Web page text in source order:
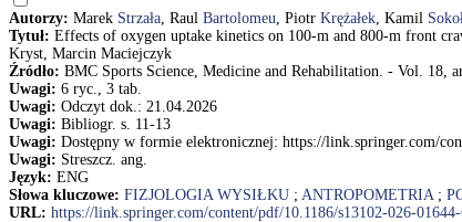
Autorzy: Marek Strzała, Raul Bartolomeu, Piotr Krężałek, Kamil
Tytuł: Effects of oxygen uptake kinetics on 100-m and 800-m front
Kryst, Marcin Maciejczyk
Źródło: BMC Sports Science, Medicine and Rehabilitation. - Vol. 18,
Uwagi: 6 ryc., 3 tab.
Uwagi: Odczyt dok.: 21.04.2026
Uwagi: Bibliogr. s. 11-13
Uwagi: Dostępny w formie elektronicznej: https://link.springer.com/
Uwagi: Streszcz. ang.
Język: ENG
Słowa kluczowe: FIZJOLOGIA WYSIŁKU ; ANTROPOMETRIA;
URL: https://link.springer.com/content/pdf/10.1186/s13102-026-